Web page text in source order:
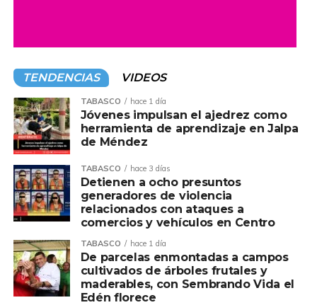
TENDENCIAS VIDEOS
TABASCO hace 1 día
Jóvenes impulsan el ajedrez como
herramienta de aprendizaje en Jalpa
de Méndez
TABASCO hace 3 días
Detienen a ocho presuntos
generadores de violencia
relacionados con ataques a
comercios y vehículos en Centro
TABASCO hace 1 día
De parcelas enmontadas a campos
cultivados de árboles frutales y
maderables, con Sembrando Vida el
Edén florece